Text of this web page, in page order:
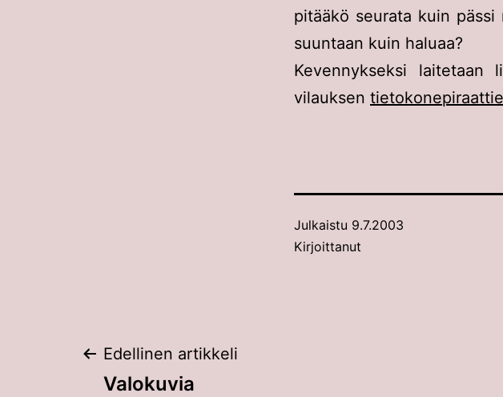
pitääkö seurata kuin
suuntaan kuin haluaa?
Kevennykseksi laitetaan
vilauksen
Julkaistu 9.7.2003
Kirjoittanut
Artikkelien
Edellinen artikkeli
Valokuvia